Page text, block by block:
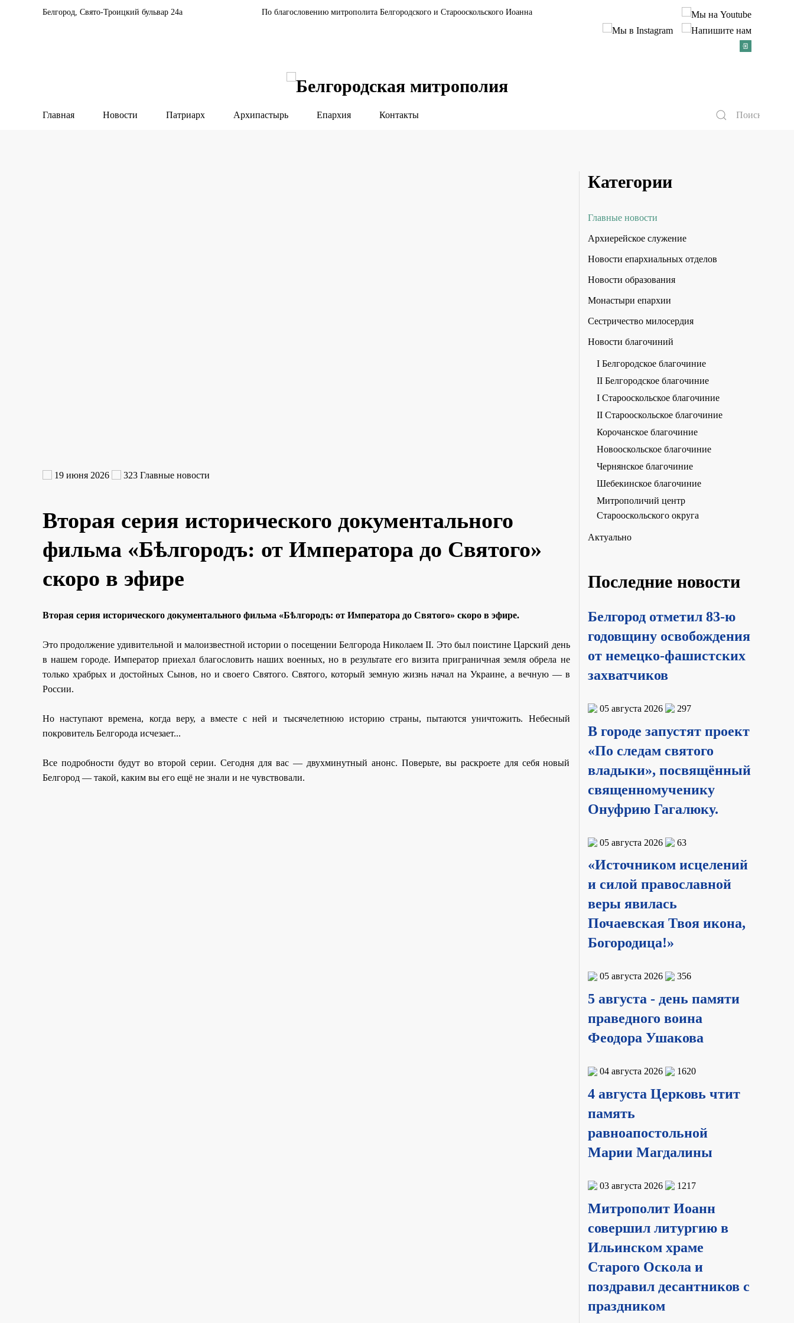
Белгород, Свято-Троицкий бульвар 24а По благословению митрополита Белгородского и Старооскольского Иоанна
Главная Новости Патриарх Архипастырь Епархия Контакты
19 июня 2026 323 Главные новости
Вторая серия исторического документального
фильма «Бѣлгородъ: от Императора до Святого»
скоро в эфире
Вторая серия исторического документального фильма «Бѣлгородъ: от Императора до Святого» скоро в эфире.
Это продолжение удивительной и малоизвестной истории о посещении Белгорода Николаем II. Это был поистине Царский день
в нашем городе. Император приехал благословить наших военных, но в результате его визита приграничная земля обрела не
только храбрых и достойных Сынов, но и своего Святого. Святого, который земную жизнь начал на Украине, а вечную — в
России.
Но наступают времена, когда веру, а вместе с ней и тысячелетнюю историю страны, пытаются уничтожить. Небесный
покровитель Белгорода исчезает...
Все подробности будут во второй серии. Сегодня для вас — двухминутный анонс. Поверьте, вы раскроете для себя новый
Белгород — такой, каким вы его ещё не знали и не чувствовали.
Категории
Главные новости
Архиерейское служение
Новости епархиальных отделов
Новости образования
Монастыри епархии
Сестричество милосердия
Новости благочиний
I Белгородское благочиние
II Белгородское благочиние
I Старооскольское благочиние
II Старооскольское благочиние
Корочанское благочиние
Новооскольское благочиние
Чернянское благочиние
Шебекинское благочиние
Митрополичий центр
Старооскольского округа
Актуально
Последние новости
Белгород отметил 83-ю
годовщину освобождения
от немецко-фашистских
захватчиков
05 августа 2026 297
В городе запустят проект
«По следам святого
владыки», посвящённый
священномученику
Онуфрию Гагалюку.
05 августа 2026 63
«Источником исцелений
и силой православной
веры явилась
Почаевская Твоя икона,
Богородица!»
05 августа 2026 356
5 августа - день памяти
праведного воина
Феодора Ушакова
04 августа 2026 1620
4 августа Церковь чтит
память
равноапостольной
Марии Магдалины
03 августа 2026 1217
Митрополит Иоанн
совершил литургию в
Ильинском храме
Старого Оскола и
поздравил десантников с
праздником